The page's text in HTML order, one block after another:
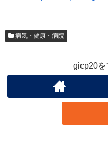
病気・健康・病院
gicp20を